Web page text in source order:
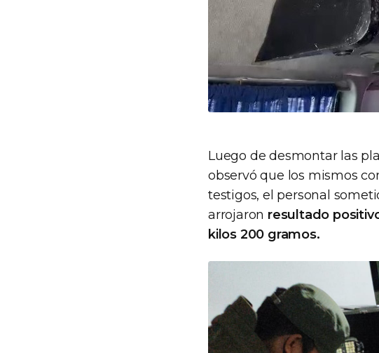
Luego de desmontar las
observó que los mismos
testigos, el personal
arrojaron resultado
kilos 200 gramos.